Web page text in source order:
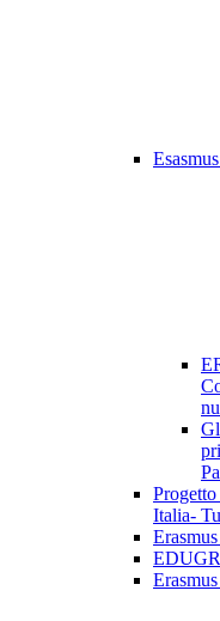
Italia-